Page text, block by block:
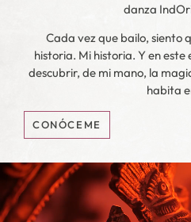
danza
Cada vez que bailo, siento
historia. Mi historia. Y en
descubrir, de mi mano, la
habita
CONÓCEME